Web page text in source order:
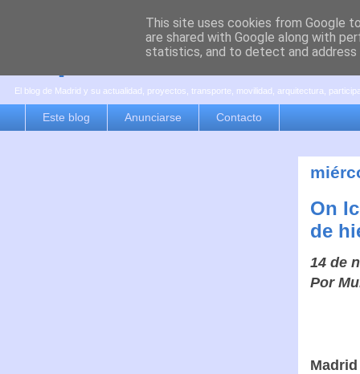
es por madrid
El blog de Madrid y su actualidad, proyectos, transporte, movilidad, arquitectura,
Este blog Anunciarse Contacto
On
de
14 de
Por
This site uses cookies from Google
are shared with Google along with
statistics, and to detect and address